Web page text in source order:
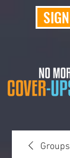
Groups